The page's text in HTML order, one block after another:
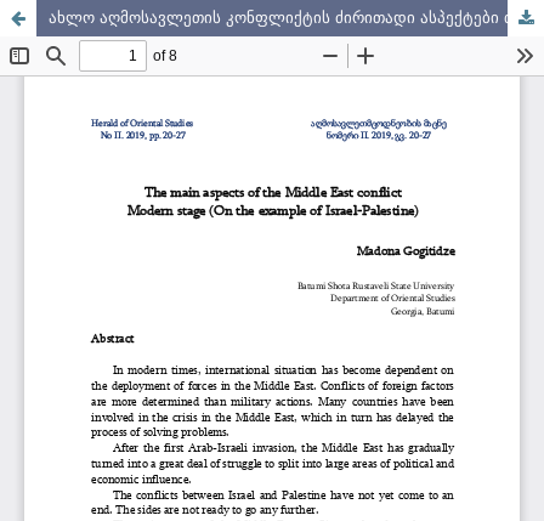
ახლო აღმოსავლეთის კონფლიქტის ძირითადი ასპექტები თანამედროვე ეტაპზე (ისრაელ-პალესტინის მაგალითზე)